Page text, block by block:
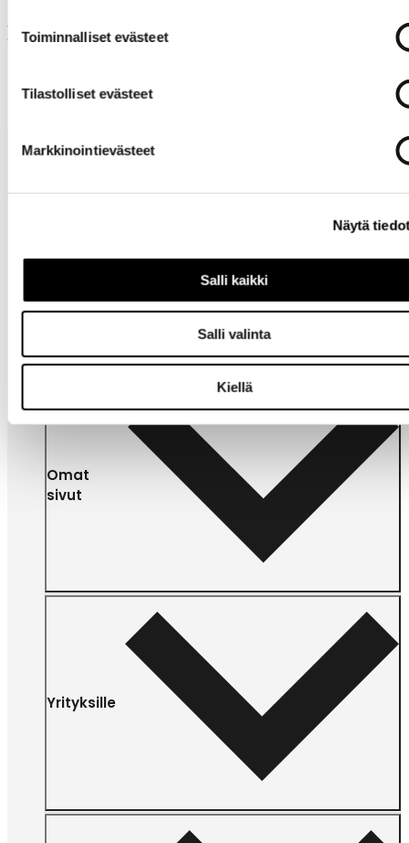
Toiminnalliset evästeet
Tilastolliset evästeet
Markkinointievästeet
Näytä
Salli kaikki
Salli valinta
Kiellä
Muut ostivat myös
Omat
sivut
Yrityksille